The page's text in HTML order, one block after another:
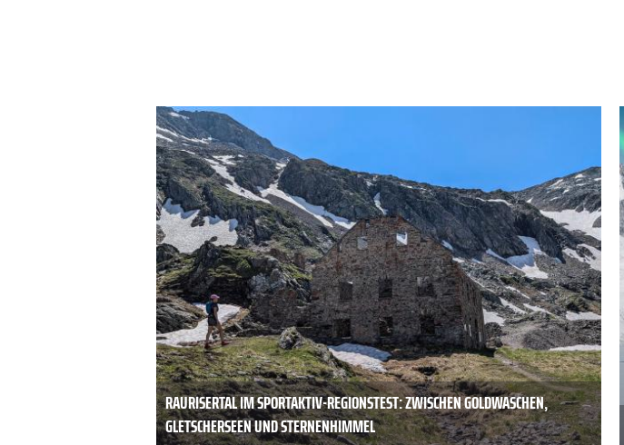
RAURISERTAL IM SPORTAKTIV-REGIONSTEST: ZWISCHEN GOLDWASCHEN,
GLETSCHERSEEN UND STERNENHIMMEL